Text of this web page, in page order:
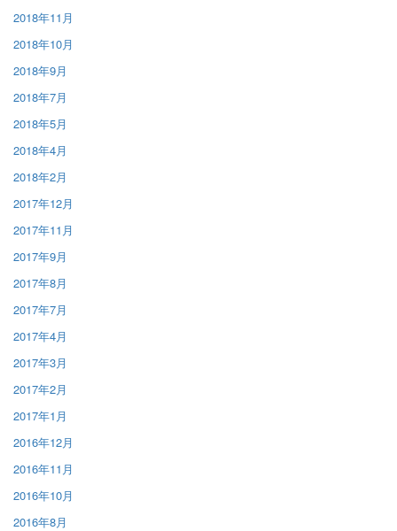
2018年11月
2018年10月
2018年9月
2018年7月
2018年5月
2018年4月
2018年2月
2017年12月
2017年11月
2017年9月
2017年8月
2017年7月
2017年4月
2017年3月
2017年2月
2017年1月
2016年12月
2016年11月
2016年10月
2016年8月